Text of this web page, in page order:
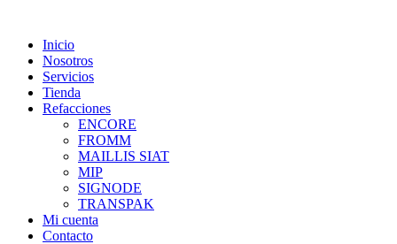
contentInicio
Nosotros
Servicios
Tienda
Refacciones
ENCORE
FROMM
MAILLIS SIAT
MIP
SIGNODE
TRANSPAK
Mi cuenta
Contacto